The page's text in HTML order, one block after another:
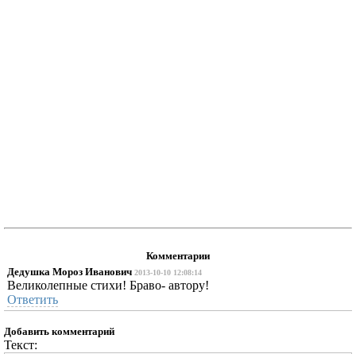
Комментарии
Дедушка Мороз Иванович 2013-10-10 12:08:14
Великолепные стихи! Браво- автору!
Ответить
Добавить комментарий
Текст: